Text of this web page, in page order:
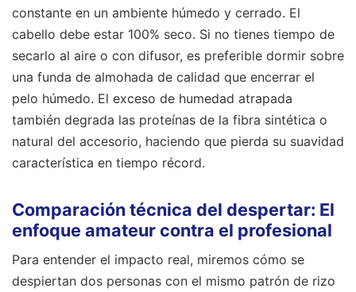
constante en un ambiente húmedo y cerrado. El
cabello debe estar 100% seco. Si no tienes tiempo de
secarlo al aire o con difusor, es preferible dormir sobre
una funda de almohada de calidad que encerrar el
pelo húmedo. El exceso de humedad atrapada
también degrada las proteínas de la fibra sintética o
natural del accesorio, haciendo que pierda su suavidad
característica en tiempo récord.
Comparación técnica del despertar: El
enfoque amateur contra el profesional
Para entender el impacto real, miremos cómo se
despiertan dos personas con el mismo patrón de rizo